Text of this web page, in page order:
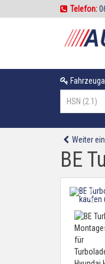
Telefon:
Weiter
BE